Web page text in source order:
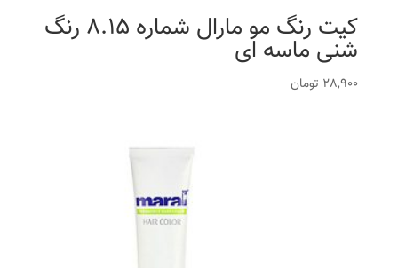
کیت رنگ مو مارال شماره 8.15 رنگ
شنی ماسه ای
28,900 تومان